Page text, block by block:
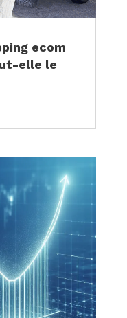
ecom
elle le